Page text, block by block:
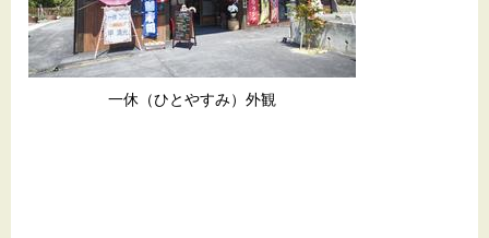
一休（ひとやすみ）外観